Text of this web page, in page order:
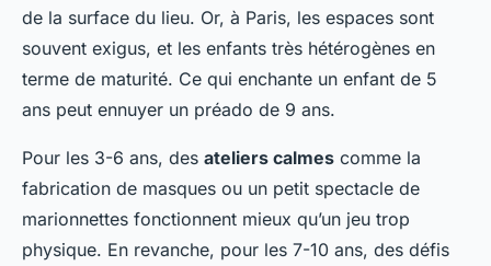
de la surface du lieu. Or, à Paris, les espaces sont
souvent exigus, et les enfants très hétérogènes en
terme de maturité. Ce qui enchante un enfant de 5
ans peut ennuyer un préado de 9 ans.
Pour les 3-6 ans, des ateliers calmes comme la
fabrication de masques ou un petit spectacle de
marionnettes fonctionnent mieux qu’un jeu trop
physique. En revanche, pour les 7-10 ans, des défis